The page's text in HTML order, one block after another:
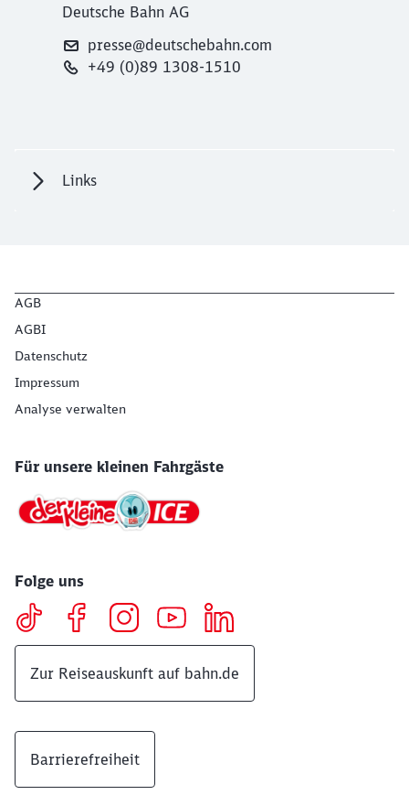
Deutsche Bahn AG
presse@deutschebahn.com
+49 (0)89 1308-1510
Links
AGB
AGBI
Datenschutz
Impressum
Analyse verwalten
Für unsere kleinen Fahrgäste
Folge uns
Zur Reiseauskunft auf bahn.de
Barrierefreiheit